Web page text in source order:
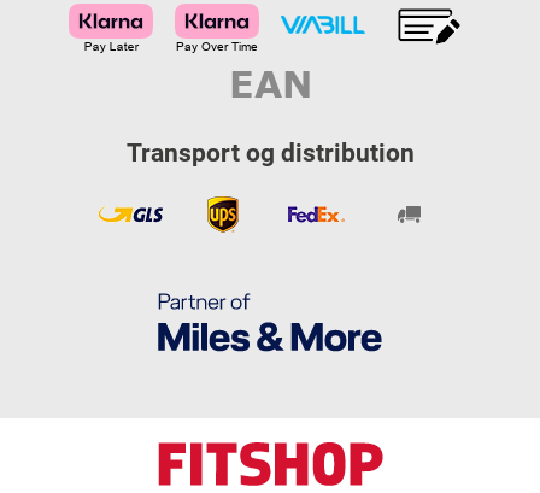
Transport og distribution